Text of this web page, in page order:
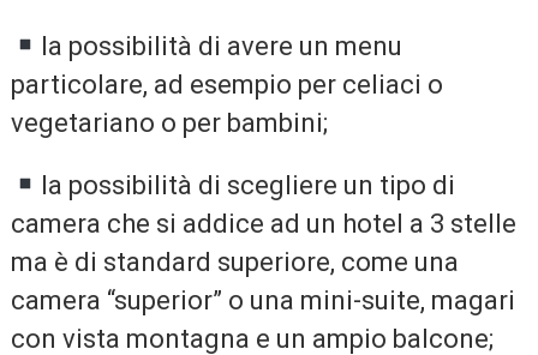
la possibilità di avere un menu
particolare, ad esempio per celiaci o
vegetariano o per bambini;
la possibilità di scegliere un tipo di
camera che si addice ad un hotel a 3 stelle
ma è di standard superiore, come una
camera “superior” o una mini-suite, magari
con vista montagna e un ampio balcone;